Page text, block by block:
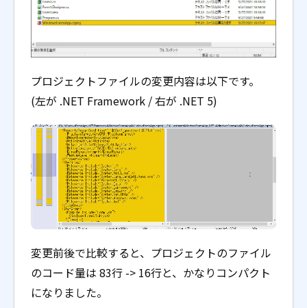
プロジェクトファイルの変更内容は以下です。
(左が .NET Framework / 右が .NET 5)
変更前後で比較すると、プロジェクトのファイル
のコード量は 83行 -> 16行と、かなりコンパクト
になりました。